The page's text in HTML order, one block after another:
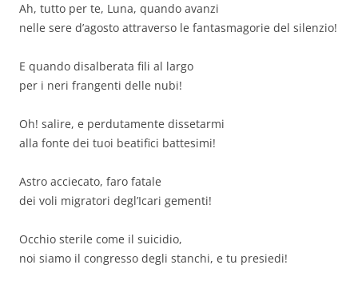
Ah, tutto per te, Luna, quando avanzi
nelle sere d’agosto attraverso le fantasmagorie del silenzio!
E quando disalberata fili al largo
per i neri frangenti delle nubi!
Oh! salire, e perdutamente dissetarmi
alla fonte dei tuoi beatifici battesimi!
Astro acciecato, faro fatale
dei voli migratori degl’Icari gementi!
Occhio sterile come il suicidio,
noi siamo il congresso degli stanchi, e tu presiedi!